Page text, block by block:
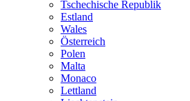
Tschechische Republik
Estland
Wales
Österreich
Polen
Malta
Monaco
Lettland